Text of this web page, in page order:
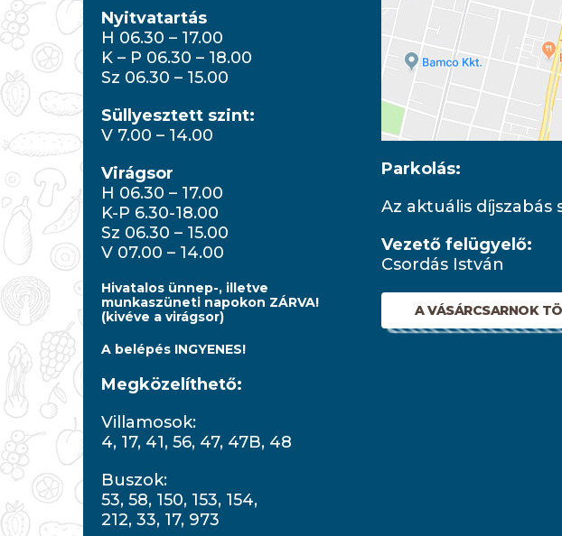
Nyitvatartás
H 06.30 – 17.00
K – P 06.30 – 18.00
Sz 06.30 – 15.00
Süllyesztett szint:
V 7.00 – 14.00
Virágsor
H 06.30 – 17.00
K-P 6.30-18.00
Sz 06.30 – 15.00
V 07.00 – 14.00
Hivatalos ünnep-, illetve
munkaszüneti napokon ZÁRVA!
(kivéve a virágsor)
A belépés INGYENES!
Megközelíthető:
Villamosok:
4, 17, 41, 56, 47, 47B, 48
Buszok:
53, 58, 150, 153, 154,
212, 33, 17, 973
Parkolás:
Az aktuális díjszabás
Vezető felügyelő:
Csordás István
A VÁSÁRCSARNOK